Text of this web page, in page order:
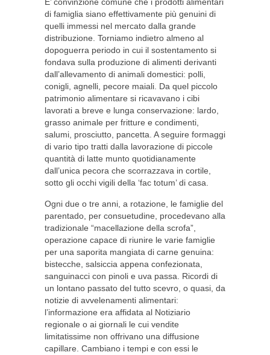
di famiglia siano effettivamente più genuini di
quelli immessi nel mercato dalla grande
distribuzione. Torniamo indietro almeno al
dopoguerra periodo in cui il sostentamento si
fondava sulla produzione di alimenti derivanti
dall’allevamento di animali domestici: polli,
conigli, agnelli, pecore maiali. Da quel piccolo
patrimonio alimentare si ricavavano i cibi
lavorati a breve e lunga conservazione: lardo,
grasso animale per fritture e condimenti,
salumi, prosciutto, pancetta. A seguire formaggi
di vario tipo tratti dalla lavorazione di piccole
quantità di latte munto quotidianamente
dall’unica pecora che scorrazzava in cortile,
sotto gli occhi vigili della ‘fac totum’ di casa.
Ogni due o tre anni, a rotazione, le famiglie del
parentado, per consuetudine, procedevano alla
tradizionale “macellazione della scrofa”,
operazione capace di riunire le varie famiglie
per una saporita mangiata di carne genuina:
bistecche, salsiccia appena confezionata,
sanguinacci con pinoli e uva passa. Ricordi di
un lontano passato del tutto scevro, o quasi, da
notizie di avvelenamenti alimentari:
l’informazione era affidata al Notiziario
regionale o ai giornali le cui vendite
limitatissime non offrivano una diffusione
capillare. Cambiano i tempi e con essi le